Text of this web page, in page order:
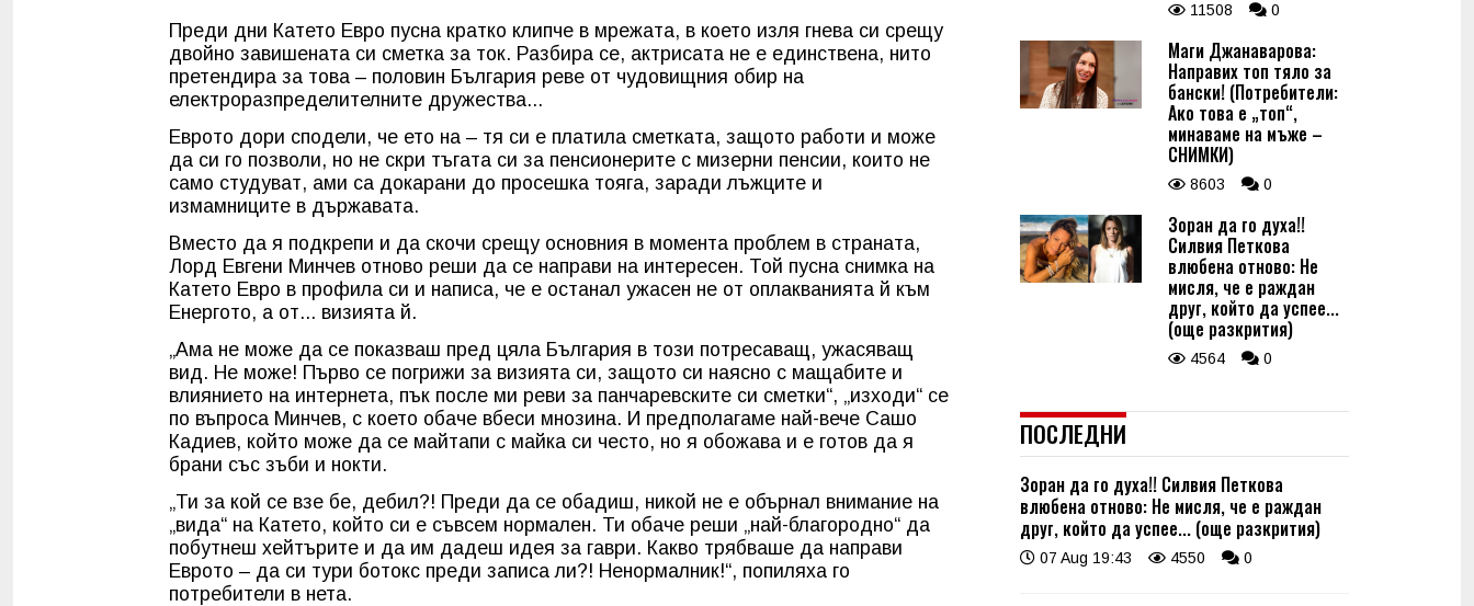
Преди дни Катето Евро пусна кратко клипче в мрежата, в което изля гнева си срещу
двойно завишената си сметка за ток. Разбира се, актрисата не е единствена, нито
претендира за това – половин България реве от чудовищния обир на
електроразпределителните дружества...
Еврото дори сподели, че ето на – тя си е платила сметката, защото работи и може
да си го позволи, но не скри тъгата си за пенсионерите с мизерни пенсии, които не
само студуват, ами са докарани до просешка тояга, заради лъжците и
измамниците в държавата.
Вместо да я подкрепи и да скочи срещу основния в момента проблем в страната,
Лорд Евгени Минчев отново реши да се направи на интересен. Той пусна снимка на
Катето Евро в профила си и написа, че е останал ужасен не от оплакванията й към
Енергото, а от... визията й.
„Ама не може да се показваш пред цяла България в този потресаващ, ужасяващ
вид. Не може! Първо се погрижи за визията си, защото си наясно с мащабите и
влиянието на интернета, пък после ми реви за панчаревските си сметки“, „изходи“ се
по въпроса Минчев, с което обаче вбеси мнозина. И предполагаме най-вече Сашо
Кадиев, който може да се майтапи с майка си често, но я обожава и е готов да я
брани със зъби и нокти.
„Ти за кой се взе бе, дебил?! Преди да се обадиш, никой не е обърнал внимание на
„вида“ на Катето, който си е съвсем нормален. Ти обаче реши „най-благородно“ да
побутнеш хейтърите и да им дадеш идея за гаври. Какво трябваше да направи
Еврото – да си тури ботокс преди записа ли?! Ненормалник!“, попиляха го
потребители в нета.
11508 0
Маги Джанаварова:
Направих топ тяло за
бански! (Потребители:
Ако това е „топ“,
минаваме на мъже –
СНИМКИ)
8603 0
Зоран да го духа!!
Силвия Петкова
влюбена отново: Не
мисля, че е раждан
друг, който да успее...
(още разкрития)
4564 0
ПОСЛЕДНИ
Зоран да го духа!! Силвия Петкова
влюбена отново: Не мисля, че е раждан
друг, който да успее... (още разкрития)
07 Aug 19:43 4550 0